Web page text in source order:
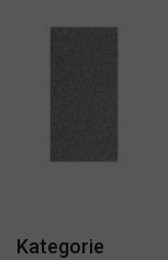
Kategorie